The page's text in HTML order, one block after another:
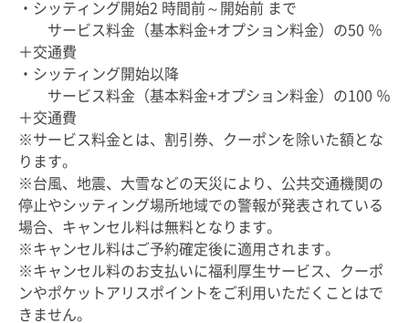
・シッティング開始2 時間前～開始前 まで
サービス料金（基本料金+オプション料金）の50 ％
＋交通費
・シッティング開始以降
サービス料金（基本料金+オプション料金）の100 ％
＋交通費
※サービス料金とは、割引券、クーポンを除いた額とな
ります。
※台風、地震、大雪などの天災により、公共交通機関の
停止やシッティング場所地域での警報が発表されている
場合、キャンセル料は無料となります。
※キャンセル料はご予約確定後に適用されます。
※キャンセル料のお支払いに福利厚生サービス、クーポ
ンやポケットアリスポイントをご利用いただくことはで
きません。